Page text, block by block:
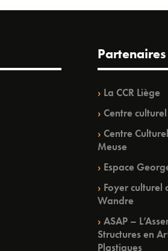
Partenaires
La CCR Liège
Centre
Centre
Meuse
Espace
Foyer culturel
Wandre
ASAP –
Structures en
Plastiques